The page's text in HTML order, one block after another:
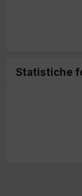
Statistiche